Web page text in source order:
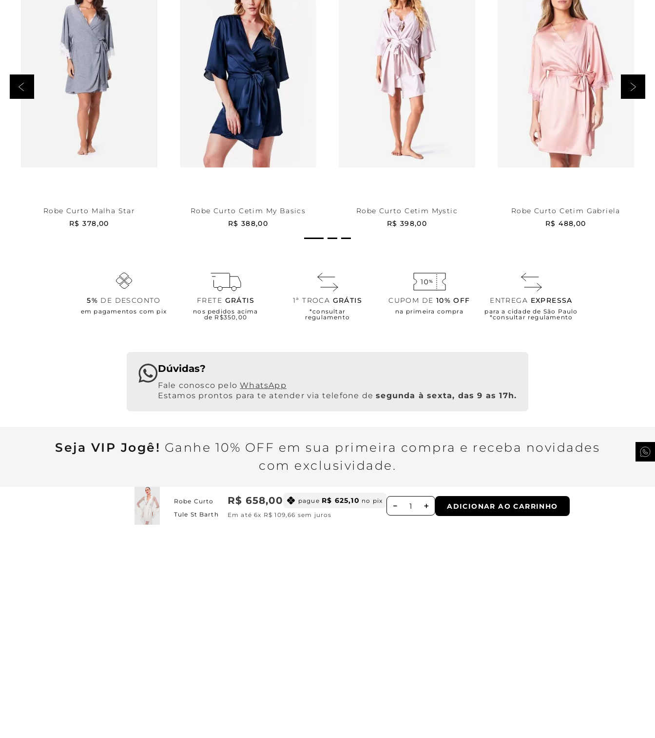
Robe Curto
Tule St Barth
R$ 658,00 pague R$ 625,10 no pix
Em até6x R$ 109,66 sem juros
＋
－ ADICIONAR AO CARRINHO
P
Robe Curto Malha Star
R$ 378,00
Azul P
Robe Curto Cetim My Basics
R$ 388,00
P
Robe Curto Cetim Mystic
R$ 398,00
P
Robe Curto Cetim Gabriela
R$ 488,00
5% DE DESCONTO
em pagamentos com pix
FRETE GRÁTIS
nos pedidos acima
de R$350,00
1ª TROCA GRÁTIS
*consultar
regulamento
CUPOM DE 10% OFF
na primeira compra
ENTREGA EXPRESSA
para a cidade de São Paulo
*consultar regulamento
Dúvidas?
WhatsApp
Estamos prontos para te atender via telefone desegunda à sexta, das 9 as 17h.
Seja VIP Jogê! Ganhe 10% OFF em sua primeira compra e receba novidades
com exclusividade.
QUERO SER VIP